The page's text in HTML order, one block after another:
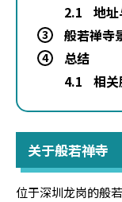
2.1
地
3 般若禅寺
4
总结
4.1
相
关于般若禅寺
位于深圳龙岗的般